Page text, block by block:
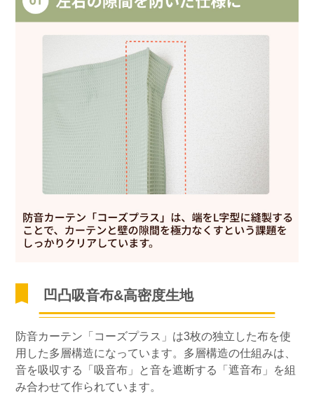
凹凸吸音布&高密度生地
防音カーテン「コーズプラス」は3枚の独立した布を使
用した多層構造になっています。多層構造の仕組みは、
音を吸収する「吸音布」と音を遮断する「遮音布」を組
み合わせて作られています。